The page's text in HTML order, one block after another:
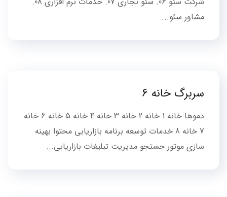
مشاور سئو...
سربرگ خانه 6
دموها خانه 1 خانه 2 خانه 3 خانه 4 خانه 5 خانه 6 خانه
7 خانه 8 خدمات توسعه برنامه بازاریابی محتوا بهینه
سازی موتور جستجو مدیریت تبلیغات بازاریابی...